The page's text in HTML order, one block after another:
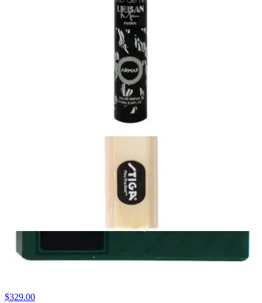
Zapato Escolar Negro Lia Niña Comodo Escolar Infantil T22-27
Zapato Escolar Negro Lia Niña Comodo Escolar Infantil T18-22
Zapato Escolar Lia Negro Niña Cómodo Infantil T22-27
Sin intereses
$329.00